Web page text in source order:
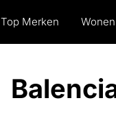
Top Merken Wonen